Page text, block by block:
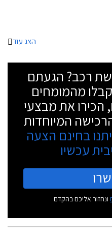
הצג עוד
רכב? הגעתם
מהמומחים
הכירו את מבצעי
המיוחדות
בחינם הצעה
עכשיו
ונחזור אליכם בהקדם